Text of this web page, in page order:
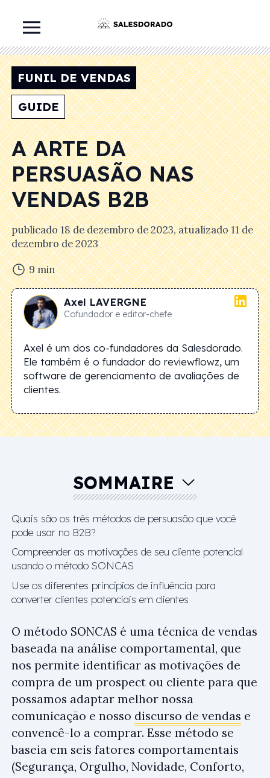
FUNIL DE VENDAS
GUIDE
A ARTE DA
PERSUASÃO NAS
VENDAS B2B
publicado18 de dezembro de 2023, atualizado11 de
dezembro de 2023
9 min
Axel LAVERGNE
Cofundador e editor-chefe
Axel é um dos co-fundadores da Salesdorado.
Ele também é o fundador do reviewflowz, um
software de gerenciamento de avaliações de
clientes.
SOMMAIRE
Quais são os três métodos de persuasão que você
pode usar no B2B?
Compreender as motivações de seu cliente potencial
usando o método SONCAS
Use os diferentes princípios de influência para
converter clientes potenciais em clientes
O método SONCAS é uma técnica de vendas
baseada na análise comportamental, que
nos permite identificar as motivações de
compra de um prospect ou cliente para que
possamos adaptar melhor nossa
comunicação e nosso discurso de vendas e
convencê-lo a comprar. Esse método se
baseia em seis fatores comportamentais
(Segurança, Orgulho, Novidade, Conforto,